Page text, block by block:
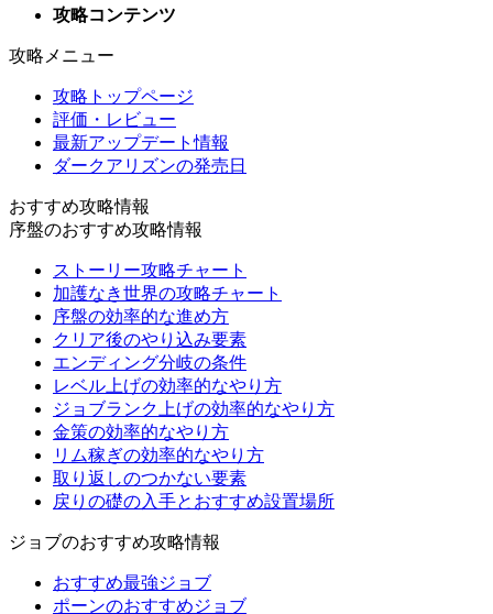
攻略コンテンツ
攻略メニュー
攻略トップページ
評価・レビュー
最新アップデート情報
ダークアリズンの発売日
おすすめ攻略情報
序盤のおすすめ攻略情報
ストーリー攻略チャート
加護なき世界の攻略チャート
序盤の効率的な進め方
クリア後のやり込み要素
エンディング分岐の条件
レベル上げの効率的なやり方
ジョブランク上げの効率的なやり方
金策の効率的なやり方
リム稼ぎの効率的なやり方
取り返しのつかない要素
戻りの礎の入手とおすすめ設置場所
ジョブのおすすめ攻略情報
おすすめ最強ジョブ
ポーンのおすすめジョブ